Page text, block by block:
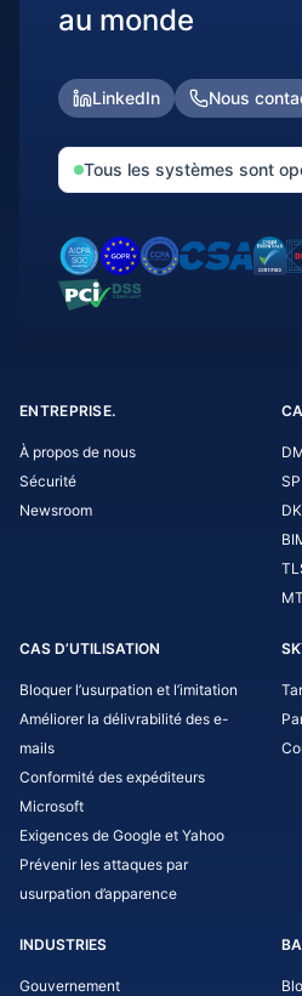
au monde
LinkedIn Nous
Tous les systèmes sont
ENTREPRISE.
À propos de nous
Sécurité
Newsroom
CAS D’UTILISATION
Bloquer l’usurpation et l’imitation
Améliorer la délivrabilité des e-
mails
Conformité des expéditeurs
Microsoft
Exigences de Google et Yahoo
Prévenir les attaques par
usurpation d’apparence
INDUSTRIES
Gouvernement